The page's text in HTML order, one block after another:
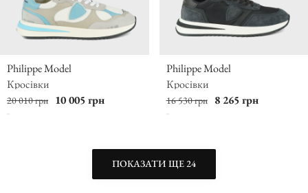
Philippe Model
Кросівки
20 010 грн 10 005 грн
Philippe Model
Кросівки
16 530 грн 8 265 грн
ПОКАЗАТИ ЩЕ 24